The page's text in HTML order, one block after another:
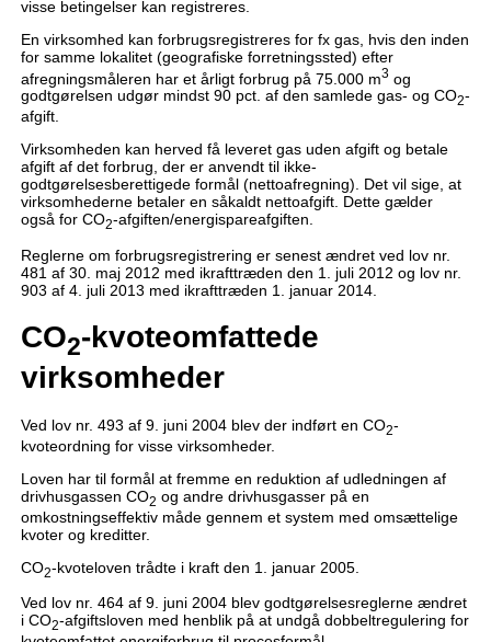
visse betingelser kan registreres.
En virksomhed kan forbrugsregistreres for fx gas, hvis den inden
for samme lokalitet (geografiske forretningssted) efter
afregningsmåleren har et årligt forbrug på 75.000 m3og
godtgørelsen udgør mindst 90 pct. af den samlede gas- og CO2-
afgift.
Virksomheden kan herved få leveret gas uden afgift og betale
afgift af det forbrug, der er anvendt til ikke-
godtgørelsesberettigede formål (nettoafregning). Det vil sige, at
virksomhederne betaler en såkaldt nettoafgift. Dette gælder
også for CO2-afgiften/energispareafgiften.
Reglerne om forbrugsregistrering er senest ændret ved lov nr.
481 af 30. maj 2012 med ikrafttræden den 1. juli 2012 og lov nr.
903 af 4. juli 2013 med ikrafttræden 1. januar 2014.
CO2-kvoteomfattede
virksomheder
Ved lov nr. 493 af 9. juni 2004 blev der indført en CO2-
kvoteordning for visse virksomheder.
Loven har til formål at fremme en reduktion af udledningen af
drivhusgassen CO2 og andre drivhusgasser på en
omkostningseffektiv måde gennem et system med omsættelige
kvoter og kreditter.
CO2-kvoteloven trådte i kraft den 1. januar 2005.
Ved lov nr. 464 af 9. juni 2004 blev godtgørelsesreglerne ændret
i CO2-afgiftsloven med henblik på at undgå dobbeltregulering for